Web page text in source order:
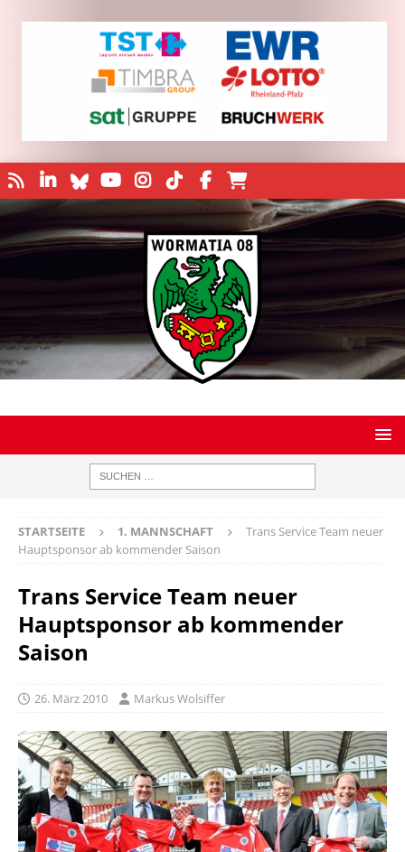
STARTSEITE 1. MANNSCHAFT
Trans Service Team neuer
Hauptsponsor ab kommender Saison
Trans Service Team neuer
Hauptsponsor ab kommender
Saison
26. März 2010 Markus Wolsiffer